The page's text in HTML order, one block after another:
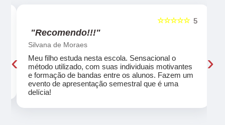
5
☆☆☆☆☆
"Recomendo!!!"
Silvana de Moraes
Meu filho estuda nesta escola. Sensacional o
método utilizado, com suas individuais motivantes
e formação de bandas entre os alunos. Fazem um
evento de apresentação semestral que é uma
delícia!
‹ ›